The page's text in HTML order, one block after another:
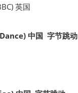
英国
中国 字节跳动